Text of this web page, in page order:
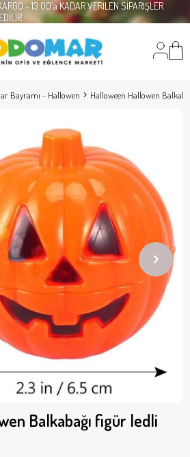
- 13:00'a KADAR VERİLEN SİPARİŞLER
Bayramı - Hallowen Halloween Hallowen
Balkabağı figür ledli